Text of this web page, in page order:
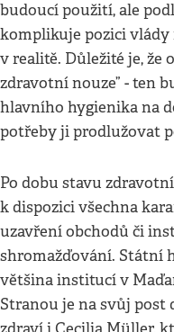
budoucí použití, ale
komplikuje pozici
v realitě. Důležité je, že
zdravotní nouze” - ten
hlavního hygienika na
potřeby ji prodlužovat
Po dobu stavu
k dispozici všechna
uzavření obchodů či
shromažďování. Státní
většina institucí v
Stranou je na svůj post